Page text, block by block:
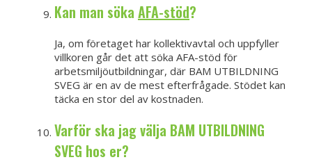
Kan man söka AFA-stöd?
Ja, om företaget har kollektivavtal och uppfyller
villkoren går det att söka AFA-stöd för
arbetsmiljöutbildningar, där BAM UTBILDNING
SVEG är en av de mest efterfrågade. Stödet kan
täcka en stor del av kostnaden.
Varför ska jag välja BAM UTBILDNING
SVEG hos er?